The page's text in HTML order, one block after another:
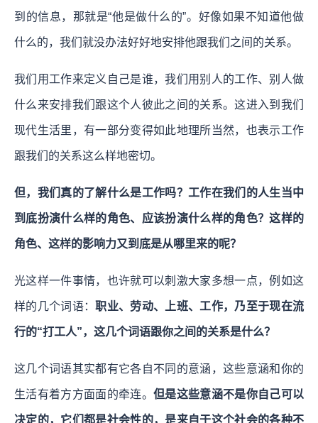
到的信息，那就是“他是做什么的”。好像如果不知道他做
什么的，我们就没办法好好地安排他跟我们之间的关系。
我们用工作来定义自己是谁，我们用别人的工作、别人做
什么来安排我们跟这个人彼此之间的关系。这进入到我们
现代生活里，有一部分变得如此地理所当然，也表示工作
跟我们的关系这么样地密切。
但，我们真的了解什么是工作吗？工作在我们的人生当中
到底扮演什么样的角色、应该扮演什么样的角色？这样的
角色、这样的影响力又到底是从哪里来的呢？
光这样一件事情，也许就可以刺激大家多想一点，例如这
样的几个词语：职业、劳动、上班、工作，乃至于现在流
行的“打工人”，这几个词语跟你之间的关系是什么？
这几个词语其实都有它各自不同的意涵，这些意涵和你的
生活有着方方面面的牵连。 但是这些意涵不是你自己可以
决定的，它们都是社会性的，是来自于这个社会的各种不